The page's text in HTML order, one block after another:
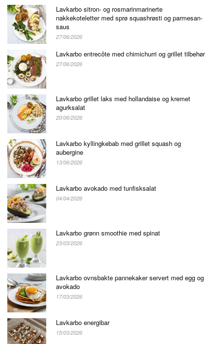
Lavkarbo sitron- og rosmarinmarinerte
nakkekoteletter med sprø squashrøsti og parmesan-
saus
27/06/2026
Lavkarbo entrecôte med chimichurri og grillet tilbehør
27/06/2026
Lavkarbo grillet laks med hollandaise og kremet
agurksalat
20/06/2026
Lavkarbo kyllingkebab med grillet squash og
aubergine
13/06/2026
Lavkarbo avokado med tunfisksalat
04/04/2026
Lavkarbo grønn smoothie med spinat
23/03/2026
Lavkarbo ovnsbakte pannekaker servert med egg og
avokado
17/03/2026
Lavkarbo energibar
15/03/2026